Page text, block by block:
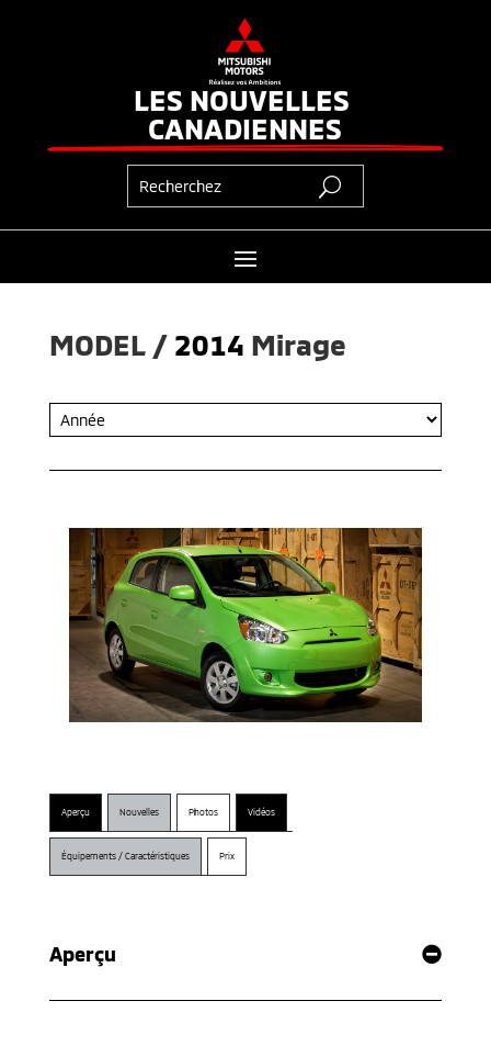
LES NOUVELLES
CANADIENNES
MODEL / 2014 Mirage
Aperçu Nouvelles Photos Vidéos
Équipements / Caractéristiques Prix
Aperçu